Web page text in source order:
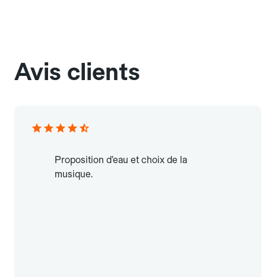
Avis clients
Proposition d’eau et choix de la
musique.